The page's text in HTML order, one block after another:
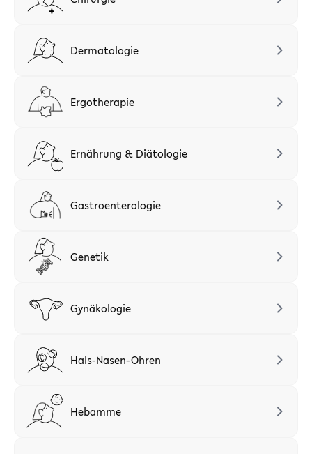
Dermatologie
Ergotherapie
Ernährung & Diätologie
Gastroenterologie
Genetik
Gynäkologie
Hals-Nasen-Ohren
Hebamme